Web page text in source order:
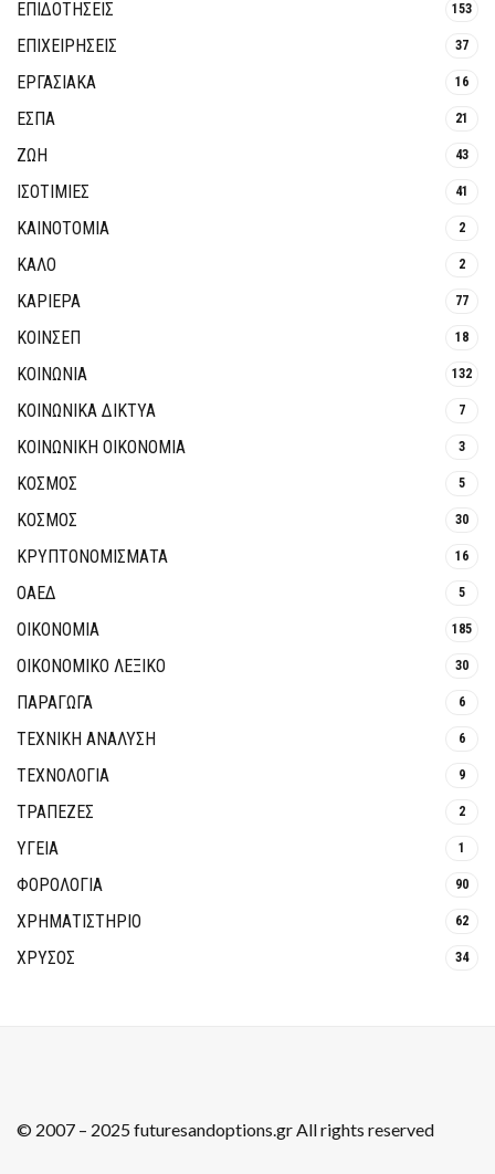
ΕΠΙΔΟΤΗΣΕΙΣ 153
ΕΠΙΧΕΙΡΗΣΕΙΣ 37
ΕΡΓΑΣΙΑΚΑ 16
ΕΣΠΑ 21
ΖΩΗ 43
ΙΣΟΤΙΜΙΕΣ 41
ΚΑΙΝΟΤΟΜΊΑ 2
ΚΑΛΟ 2
ΚΑΡΙΕΡΑ 77
ΚΟΙΝΣΕΠ 18
ΚΟΙΝΩΝΙΑ 132
ΚΟΙΝΩΝΙΚΆ ΔΊΚΤΥΑ 7
ΚΟΙΝΩΝΙΚΉ ΟΙΚΟΝΟΜΊΑ 3
ΚΟΣΜΟΣ 5
ΚΟΣΜΟΣ 30
ΚΡΥΠΤΟΝΟΜΊΣΜΑΤΑ 16
ΟΑΕΔ 5
ΟΙΚΟΝΟΜΙΑ 185
ΟΙΚΟΝΟΜΙΚΟ ΛΕΞΙΚΟ 30
ΠΑΡΑΓΩΓΑ 6
ΤΕΧΝΙΚΗ ΑΝΑΛΥΣΗ 6
ΤΕΧΝΟΛΟΓΙΑ 9
ΤΡΆΠΕΖΕΣ 2
ΥΓΕΙΑ 1
ΦΟΡΟΛΟΓΙΑ 90
ΧΡΗΜΑΤΙΣΤΗΡΙΟ 62
ΧΡΥΣΟΣ 34
© 2007 – 2025 futuresandoptions.gr All rights reserved